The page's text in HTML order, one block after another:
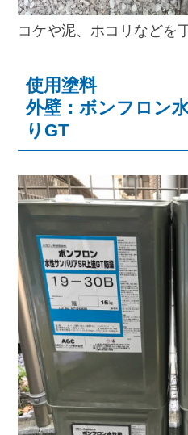
コケや泥、ホコリなどを
使用塗料
外壁：ボンフロン
りGT